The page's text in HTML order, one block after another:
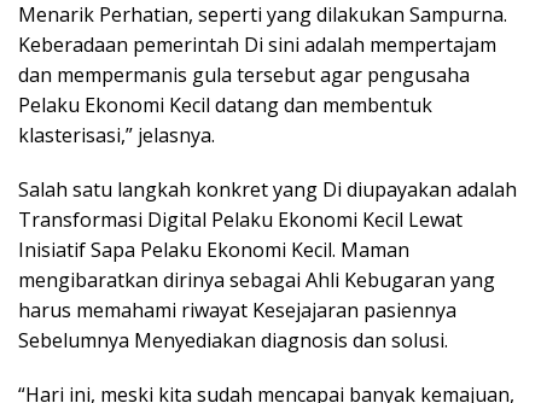
Menarik Perhatian, seperti yang dilakukan Sampurna.
Keberadaan pemerintah Di sini adalah mempertajam
dan mempermanis gula tersebut agar pengusaha
Pelaku Ekonomi Kecil datang dan membentuk
klasterisasi,” jelasnya.
Salah satu langkah konkret yang Di diupayakan adalah
Transformasi Digital Pelaku Ekonomi Kecil Lewat
Inisiatif Sapa Pelaku Ekonomi Kecil. Maman
mengibaratkan dirinya sebagai Ahli Kebugaran yang
harus memahami riwayat Kesejajaran pasiennya
Sebelumnya Menyediakan diagnosis dan solusi.
“Hari ini, meski kita sudah mencapai banyak kemajuan,